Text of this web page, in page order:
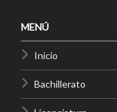
MENÚ
Inicio
Bachillerato